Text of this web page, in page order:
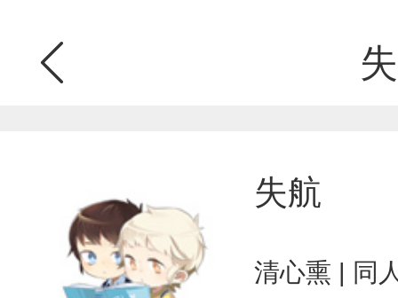
失航
清心熏 | 同